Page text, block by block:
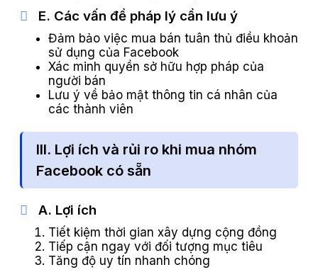
E. Các vấn đề pháp lý cần lưu ý
Đảm bảo việc mua bán tuân thủ điều khoản
sử dụng của Facebook
Xác minh quyền sở hữu hợp pháp của
người bán
Lưu ý về bảo mật thông tin cá nhân của
các thành viên
III. Lợi ích và rủi ro khi mua nhóm
Facebook có sẵn
A. Lợi ích
Tiết kiệm thời gian xây dựng cộng đồng
Tiếp cận ngay với đối tượng mục tiêu
Tăng độ uy tín nhanh chóng